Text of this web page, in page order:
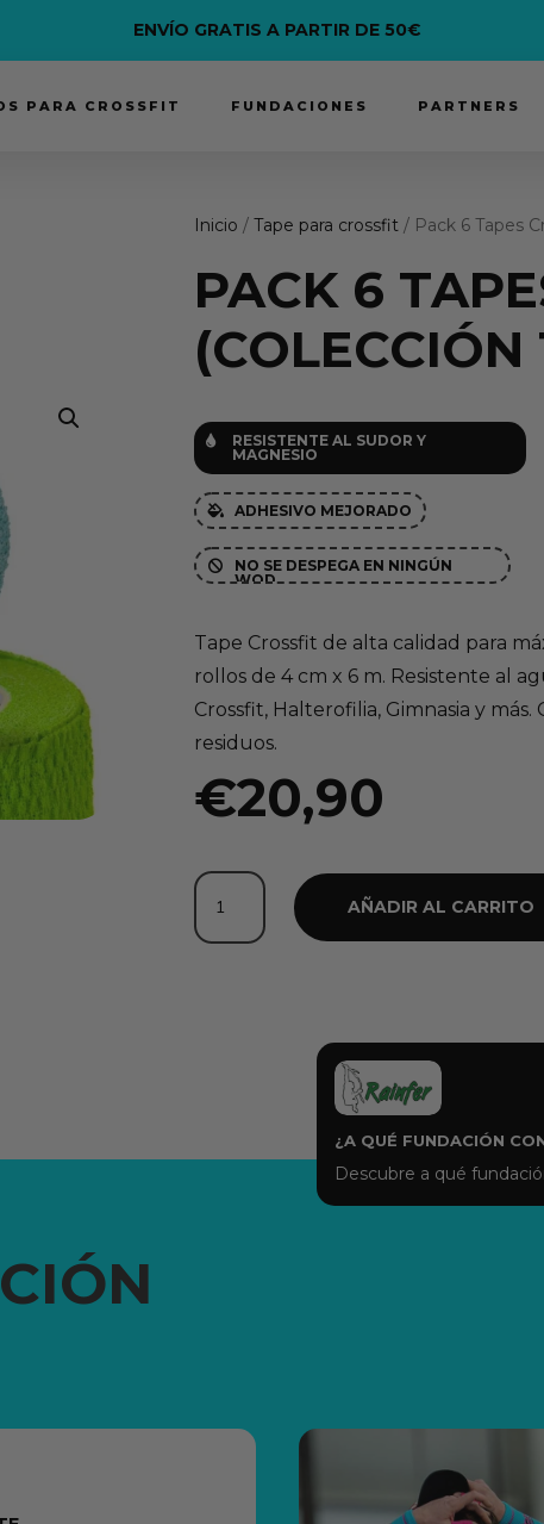
ENVÍO GRATIS A PARTIR DE 50€
PARA CROSSFIT FUNDACIONES PARTNERS
Inicio / Tape para crossfit/ Pack 6 Tapes
PACK 6

RESISTENTE AL SUDOR Y
MAGNESIO
 ADHESIVO MEJORADO

NO SE DESPEGA EN NINGÚN
WOD
Tape Crossfit de alta calidad para
rollos de 4 cm x 6 m. Resistente al
Crossfit, Halterofilia, Gimnasia y
residuos.
€20,90
Pack
Tapes
AÑADIR AL CARRITO
¿A QUÉ FUNDACIÓN
Descubre a qué